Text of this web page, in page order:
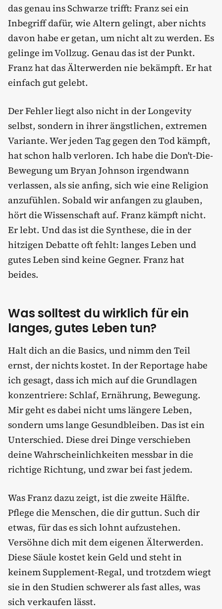
das genau ins Schwarze trifft: Franz sei ein
Inbegriff dafür, wie Altern gelingt, aber nichts
davon habe er getan, um nicht alt zu werden. Es
gelinge im Vollzug. Genau das ist der Punkt.
Franz hat das Älterwerden nie bekämpft. Er hat
einfach gut gelebt.
Der Fehler liegt also nicht in der Longevity
selbst, sondern in ihrer ängstlichen, extremen
Variante. Wer jeden Tag gegen den Tod kämpft,
hat schon halb verloren. Ich habe die Don't-Die-
Bewegung um Bryan Johnson irgendwann
verlassen, als sie anfing, sich wie eine Religion
anzufühlen. Sobald wir anfangen zu glauben,
hört die Wissenschaft auf. Franz kämpft nicht.
Er lebt. Und das ist die Synthese, die in der
hitzigen Debatte oft fehlt: langes Leben und
gutes Leben sind keine Gegner. Franz hat
beides.
Was solltest du wirklich für ein
langes, gutes Leben tun?
Halt dich an die Basics, und nimm den Teil
ernst, der nichts kostet. In der Reportage habe
ich gesagt, dass ich mich auf die Grundlagen
konzentriere: Schlaf, Ernährung, Bewegung.
Mir geht es dabei nicht ums längere Leben,
sondern ums lange Gesundbleiben. Das ist ein
Unterschied. Diese drei Dinge verschieben
deine Wahrscheinlichkeiten messbar in die
richtige Richtung, und zwar bei fast jedem.
Was Franz dazu zeigt, ist die zweite Hälfte.
Pflege die Menschen, die dir guttun. Such dir
etwas, für das es sich lohnt aufzustehen.
Versöhne dich mit dem eigenen Älterwerden.
Diese Säule kostet kein Geld und steht in
keinem Supplement-Regal, und trotzdem wiegt
sie in den Studien schwerer als fast alles, was
sich verkaufen lässt.